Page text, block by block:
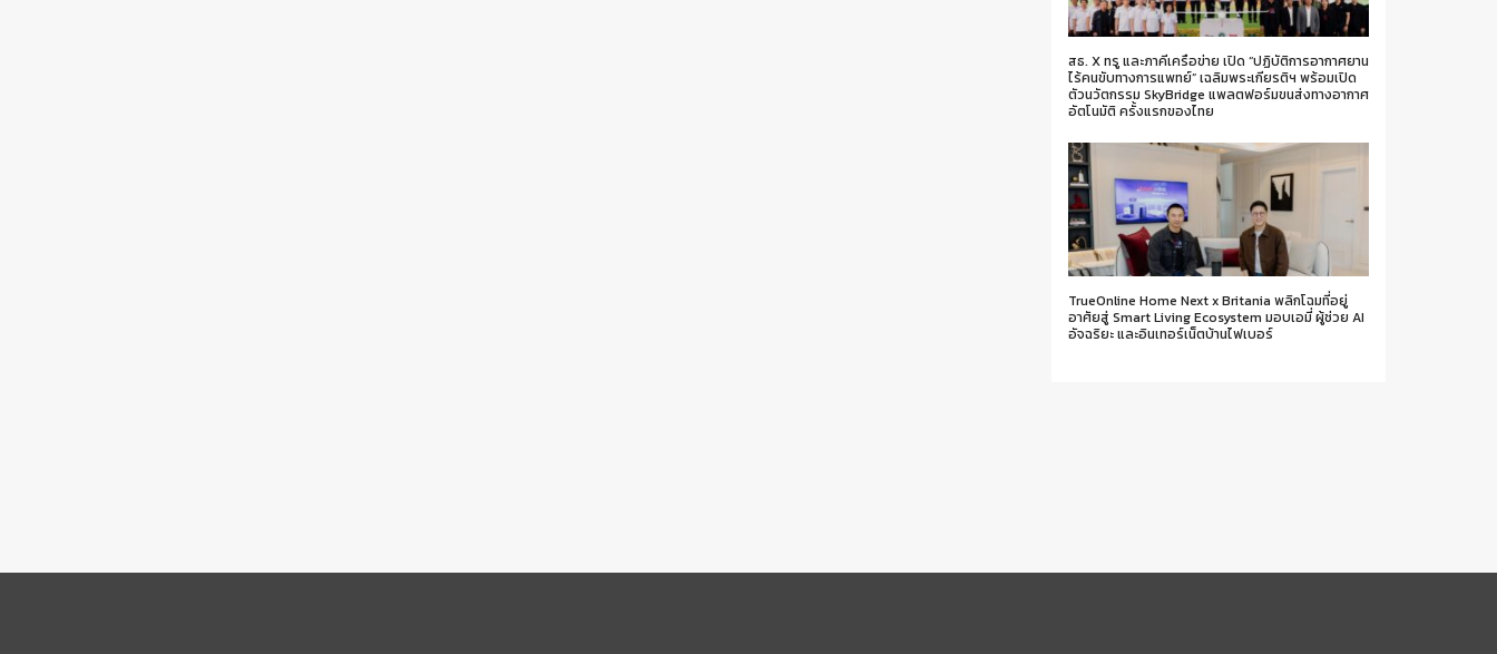
สธ. X ทรู และภาคีเครือข่าย เปิด “ปฏิบัติการอากาศยาน
ไร้คนขับทางการแพทย์” เฉลิมพระเกียรติฯ พร้อมเปิด
ตัวนวัตกรรม SkyBridge แพลตฟอร์มขนส่งทางอากาศ
อัตโนมัติ ครั้งแรกของไทย
TrueOnline Home Next x Britania พลิกโฉมที่อยู่
อาศัยสู่ Smart Living Ecosystem มอบเอมี่ ผู้ช่วย AI
อัจฉริยะ และอินเทอร์เน็ตบ้านไฟเบอร์